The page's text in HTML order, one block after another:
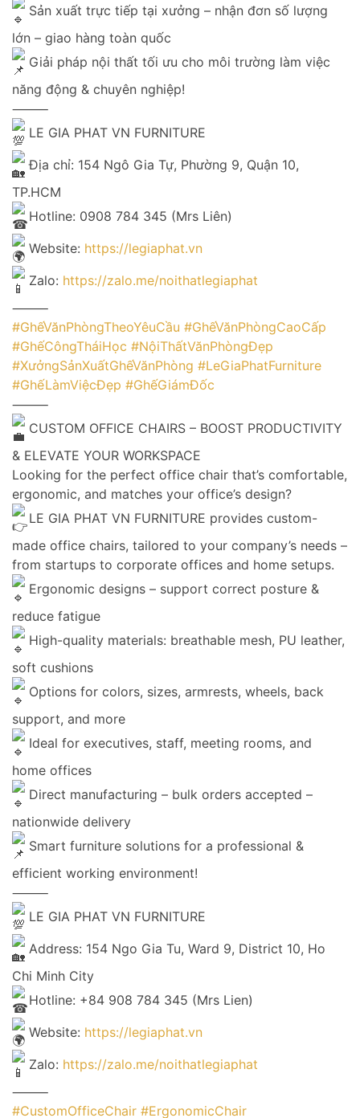
Sản xuất trực tiếp tại xưởng – nhận đơn số lượng
lớn – giao hàng toàn quốc
Giải pháp nội thất tối ưu cho môi trường làm việc
năng động & chuyên nghiệp!
⸻
LE GIA PHAT VN FURNITURE
Địa chỉ: 154 Ngô Gia Tự, Phường 9, Quận 10,
TP.HCM
Hotline: 0908 784 345 (Mrs Liên)
Website: https://legiaphat.vn
Zalo: https://zalo.me/noithatlegiaphat
⸻
#GhếVănPhòngTheoYêuCầu #GhếVănPhòngCaoCấp
#GhếCôngTháiHọc #NộiThấtVănPhòngĐẹp
#XưởngSảnXuấtGhếVănPhòng #LeGiaPhatFurniture
#GhếLàmViệcĐẹp #GhếGiámĐốc
⸻
CUSTOM OFFICE CHAIRS – BOOST PRODUCTIVITY
& ELEVATE YOUR WORKSPACE
Looking for the perfect office chair that’s comfortable,
ergonomic, and matches your office’s design?
LE GIA PHAT VN FURNITURE provides custom-
made office chairs, tailored to your company’s needs –
from startups to corporate offices and home setups.
Ergonomic designs – support correct posture &
reduce fatigue
High-quality materials: breathable mesh, PU leather,
soft cushions
Options for colors, sizes, armrests, wheels, back
support, and more
Ideal for executives, staff, meeting rooms, and
home offices
Direct manufacturing – bulk orders accepted –
nationwide delivery
Smart furniture solutions for a professional &
efficient working environment!
⸻
LE GIA PHAT VN FURNITURE
Address: 154 Ngo Gia Tu, Ward 9, District 10, Ho
Chi Minh City
Hotline: +84 908 784 345 (Mrs Lien)
Website: https://legiaphat.vn
Zalo: https://zalo.me/noithatlegiaphat
⸻
#CustomOfficeChair #ErgonomicChair